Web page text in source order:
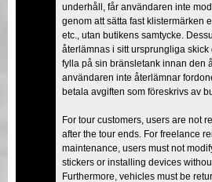
underhåll, får användaren inte
genom att sätta fast klistermärken
etc., utan butikens samtycke.
återlämnas i sitt ursprungliga
fylla på sin bränsletank innan den
användaren inte återlämnar
betala avgiften som föreskrivs av
For tour customers, users are not
after the tour ends. For freelance
maintenance, users must not
stickers or installing devices
Furthermore, vehicles must be